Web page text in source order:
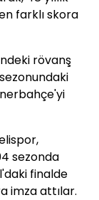
farklı skora
rövanş
sezonda
finalde
imza attılar.